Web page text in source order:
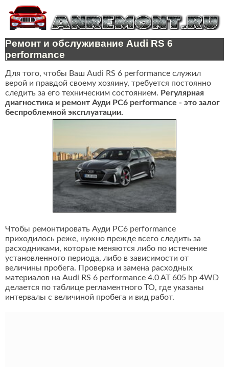
Ремонт и обслуживание Audi RS 6
performance
Для того, чтобы Ваш Audi RS 6 performance служил
верой и правдой своему хозяину, требуется постоянно
следить за его техническим состоянием. Регулярная
диагностика и ремонт Ауди РС6 performance - это залог
беспроблемной эксплуатации.
Чтобы ремонтировать Ауди РС6 performance
приходилось реже, нужно прежде всего следить за
расходниками, которые меняются либо по истечение
установленного периода, либо в зависимости от
величины пробега. Проверка и замена расходных
материалов на Audi RS 6 performance 4.0 AT 605 hp 4WD
делается по таблице регламентного ТО, где указаны
интервалы с величиной пробега и вид работ.